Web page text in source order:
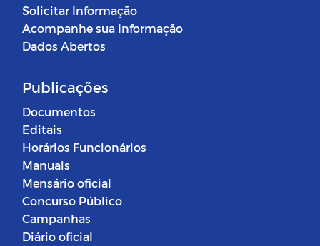
Solicitar Informação
Acompanhe sua Informação
Dados Abertos
Publicações
Documentos
Editais
Horários Funcionários
Manuais
Mensário oficial
Concurso Público
Campanhas
Diário oficial